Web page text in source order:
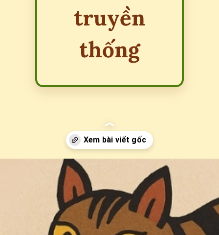
truyền
thống